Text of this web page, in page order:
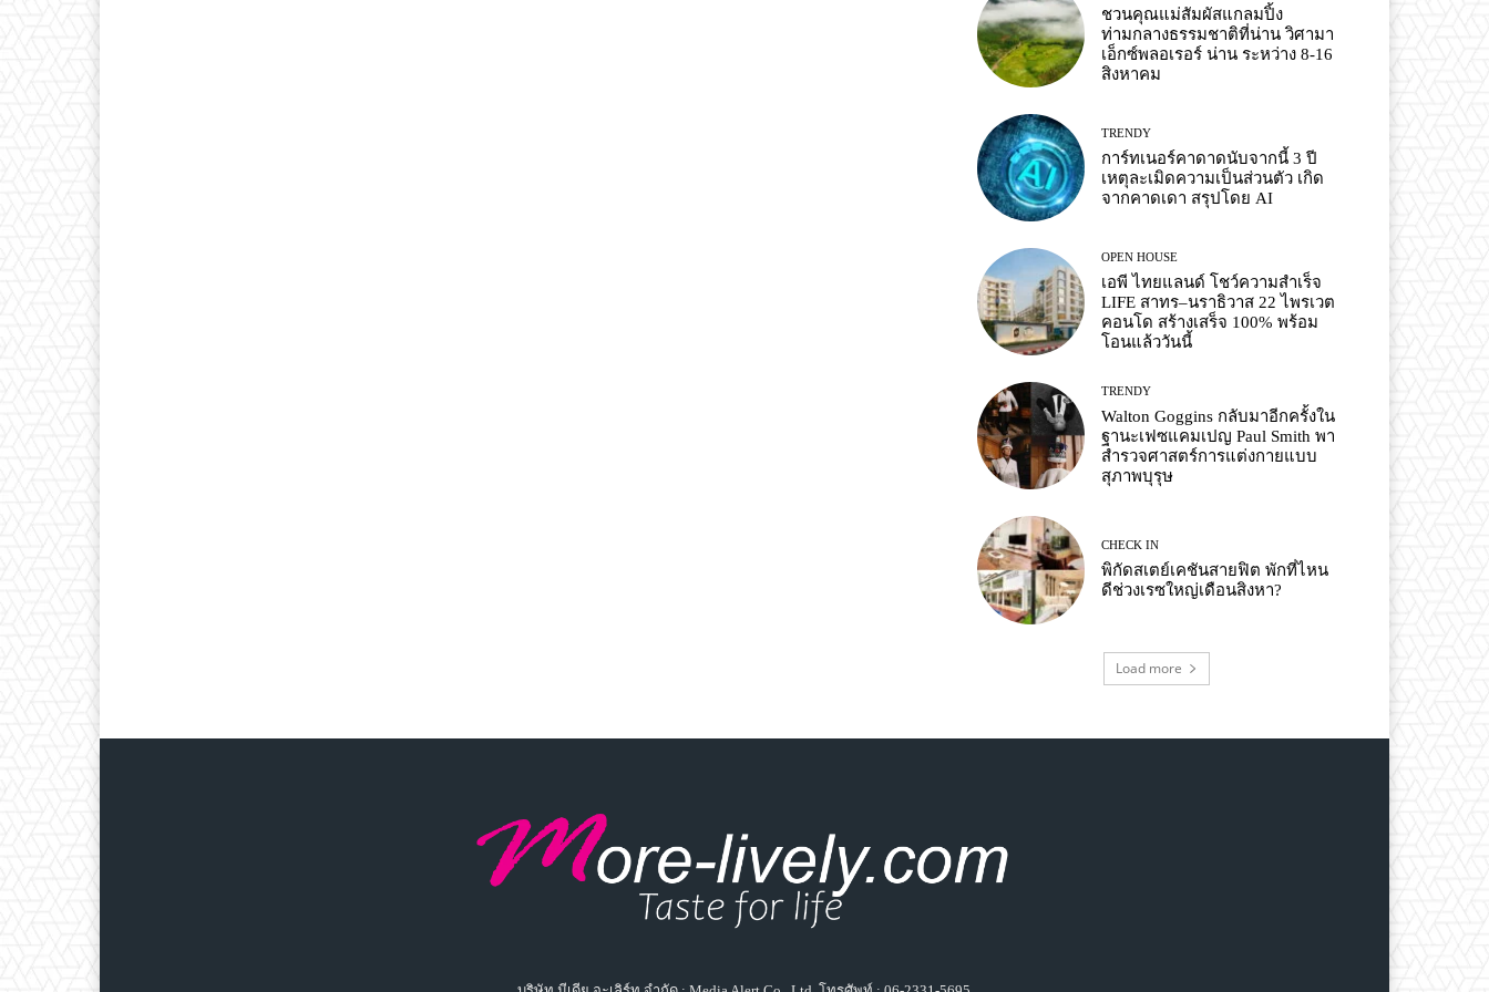
ชวนคุณแม่สัมผัสแกลมปิ้ง
ท่ามกลางธรรมชาติที่น่าน วิศามา
เอ็กซ์พลอเรอร์ น่าน ระหว่าง 8-16
สิงหาคม
TRENDY
การ์ทเนอร์คาดาดนับจากนี้ 3 ปี
เหตุละเมิดความเป็นส่วนตัว เกิด
จากคาดเดา สรุปโดย AI
OPEN HOUSE
เอพี ไทยแลนด์ โชว์ความสำเร็จ
LIFE สาทร–นราธิวาส 22 ไพรเวต
คอนโด สร้างเสร็จ 100% พร้อม
โอนแล้ววันนี้
TRENDY
Walton Goggins กลับมาอีกครั้งใน
ฐานะเฟซแคมเปญ Paul Smith พา
สำรวจศาสตร์การแต่งกายแบบ
สุภาพบุรุษ
CHECK IN
พิกัดสเตย์เคชันสายฟิต พักที่ไหน
ดีช่วงเรซใหญ่เดือนสิงหา?
Load more